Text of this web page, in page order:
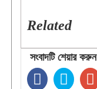
Related
সংবাদটি শেয়ার করুন